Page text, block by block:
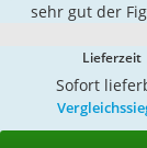
sehr gut der
Lieferzeit
Sofort